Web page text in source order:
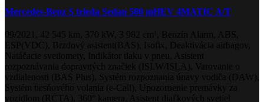
Mercedes-Benz S trieda Sedan 580 mHEV 4MATIC A/T
09/2021, 42 545 km, 370 kW, 3 982 cm³, Benzín Alarm, ABS,
ESP(VDC), Brzdový asistent(BAS), Isofix, Deaktivácia airbagov,
Natáčacie svetlomety, Indikátor tlaku v pneu, Asistent
rozpoznávania dopravných značiek (ISLW/ISLA), Varovanie o
vzdialenosti (BAS Plus), Systém rozpoznania únavy vodiča (DAW),
Systém tiesňového volania (e-Call), Upozornenie premávky za
vozidlom (RCTA), 360° kamera, Asistent diaľkových svetiel